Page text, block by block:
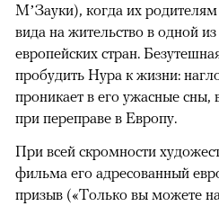
М’Зауки), когда их
вида на жительство в одной
европейских стран.
пробудить Нура к жизни:
проникает в его ужасные сны,
при переправе в Европу.
При всей скромности
фильма его адресованный
призыв («Только вы можете